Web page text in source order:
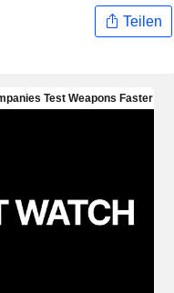
Teilen